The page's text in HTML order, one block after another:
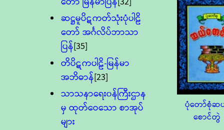
ဆဋ္ဌမူပိဋကတ်သုံးပုံပါဠိ
တော် အင်္ဂလိပ်ဘာသာ
ပြန်[35]
တိပိဋကပါဠိ-မြန်မာ
အဘိဓာန်[23]
သာသနာရေး၀န်ကြီးဌာန
မှ ထုတ်ဝေသော စာအုပ်
များ
ပုံတော်စုံ
စောင်တွဲ